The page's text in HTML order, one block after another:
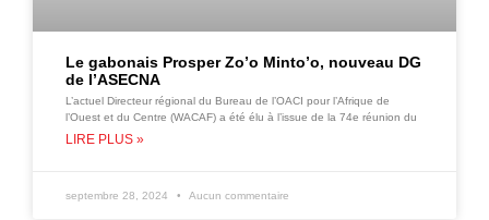
Le gabonais Prosper Zo’o Minto’o, nouveau DG
de l’ASECNA
L’actuel Directeur régional du Bureau de l’OACI pour l’Afrique de
l’Ouest et du Centre (WACAF) a été élu à l’issue de la 74e réunion du
LIRE PLUS »
septembre 28, 2024 Aucun commentaire